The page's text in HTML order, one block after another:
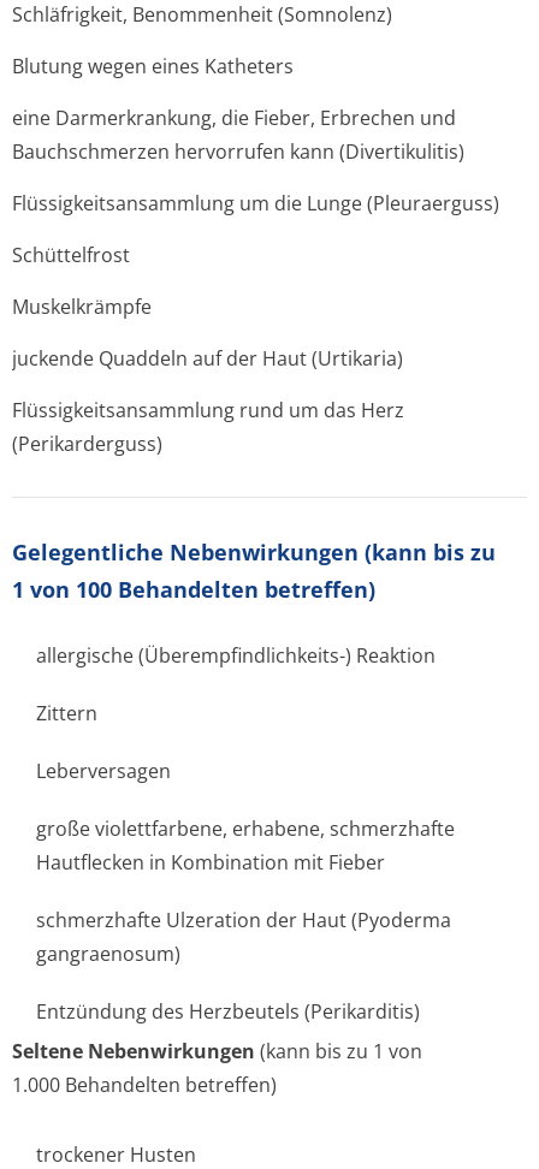
Schläfrigkeit, Benommenheit (Somnolenz)
Blutung wegen eines Katheters
eine Darmerkrankung, die Fieber, Erbrechen und
Bauchschmerzen hervorrufen kann (Divertikulitis)
Flüssigkeitsan­sammlung um die Lunge (Pleuraerguss)
Schüttelfrost
Muskelkrämpfe
juckende Quaddeln auf der Haut (Urtikaria)
Flüssigkeitsan­sammlung rund um das Herz
(Perikarderguss)
Gelegentliche Nebenwirkungen (kann bis zu
1 von 100 Behandelten betreffen)
allergische (Überempfindlichke­its-) Reaktion
Zittern
Leberversagen
große violettfarbene, erhabene, schmerzhafte
Hautflecken in Kombination mit Fieber
schmerzhafte Ulzeration der Haut (Pyoderma
gangraenosum)
Entzündung des Herzbeutels (Perikarditis)
Seltene Nebenwirkungen (kann bis zu 1 von
1.000 Behandelten betreffen)
trockener Husten